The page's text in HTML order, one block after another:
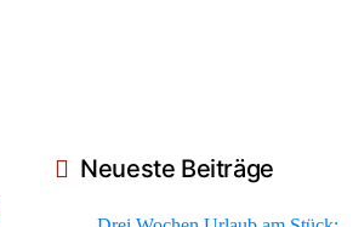
Neueste Beiträge